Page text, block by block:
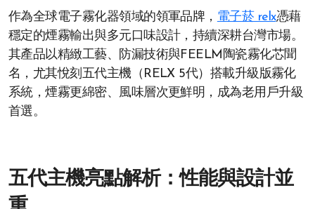
作為全球電子霧化器領域的領軍品牌， 電子菸 relx憑藉
穩定的煙霧輸出與多元口味設計，持續深耕台灣市場。
其產品以精緻工藝、防漏技術與FEELM陶瓷霧化芯聞
名，尤其悅刻五代主機（RELX 5代）搭載升級版霧化
系統，煙霧更綿密、風味層次更鮮明，成為老用戶升級
首選。
五代主機亮點解析：性能與設計並